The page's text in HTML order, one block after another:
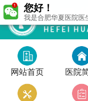
网站首页 医院
您好！
我是合肥华夏医院医